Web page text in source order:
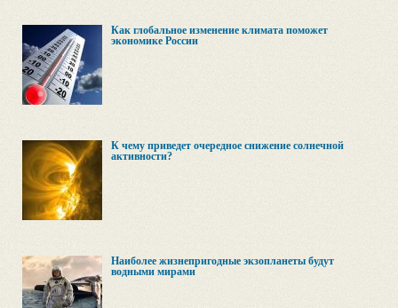
Как глобальное изменение климата поможет
экономике России
К чему приведет очередное снижение солнечной
активности?
Наиболее жизнепригодные экзопланеты будут
водными мирами